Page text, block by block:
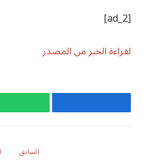
[ad_2]
لقراءة الخبر من المصدر
فيسبوك
السابق